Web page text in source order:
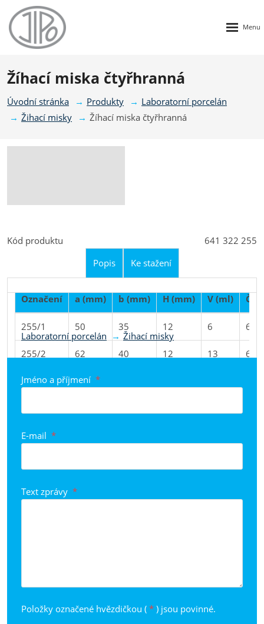
Žíhací miska čtyřhranná
Úvodní stránka Produkty
Laboratorní porcelán
Žihací misky
Žíhací miska čtyřhranná
Kód produktu
641 322 255
Popis
Označení a (mm) b (mm) H (mm) V (ml)
255/1 50 35 12 6
255/2 62 40 12 13
255/2a 74
Ke stažení
Produkt je zařazen do kategorií
Laboratorní porcelán Žihací misky
Jméno a příjmení *
E-mail *
Text zprávy *
Položky označené hvězdičkou ( * ) jsou povinné.